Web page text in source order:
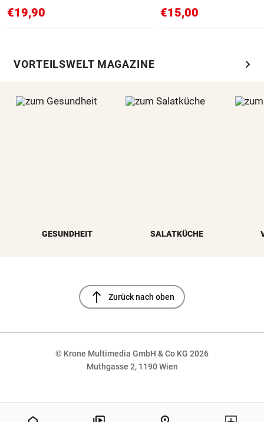
€19,90 €15,00
VORTEILSWELT MAGAZINE chevron_right
GESUNDHEIT SALATKÜCHE
north Zurück nach oben
© Krone Multimedia GmbH & Co KG 2026
Muthgasse 2, 1190 Wien
NaN%